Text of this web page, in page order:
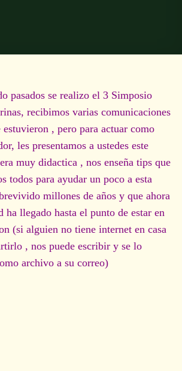
pasados se realizo el 3 Simposio
recibimos varias comunicaciones
estuvieron , pero para actuar como
les presentamos a ustedes este
muy didactica , nos enseña tips que
todos para ayudar un poco a esta
millones de años y que ahora
ha llegado hasta el punto de estar en
(si alguien no tiene internet en casa
, nos puede escribir y se lo
archivo a su correo)